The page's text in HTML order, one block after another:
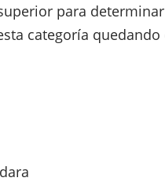
para
categoría